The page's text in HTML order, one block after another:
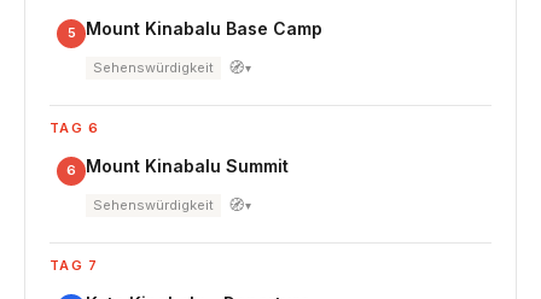
5 Mount Kinabalu Base Camp
Sehenswürdigkeit 🧭▾
TAG 6
6 Mount Kinabalu Summit
Sehenswürdigkeit 🧭▾
TAG 7